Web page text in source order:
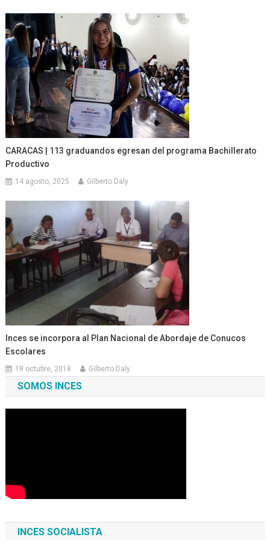
CARACAS | 113 graduandos egresan del programa Bachillerato
Productivo
14 agosto, 2025 Gilberto Daly
Inces se incorpora al Plan Nacional de Abordaje de Conucos
Escolares
18 octubre, 2018 Gilberto Daly
SOMOS INCES
INCES SOCIALISTA